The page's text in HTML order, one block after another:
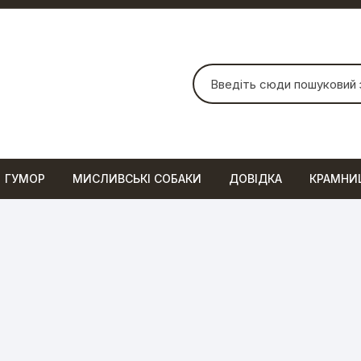
Шукати:
ГУМОР МИСЛИВСЬКІ СОБАКИ ДОВІДКА